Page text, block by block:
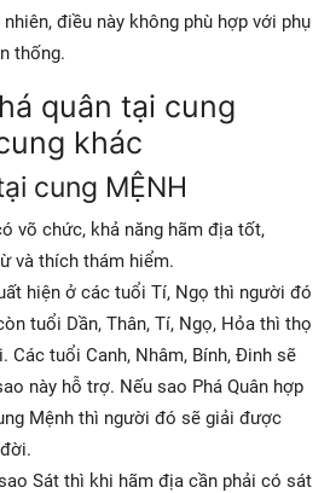
điều này không phù hợp với phụ
thống.
quân tại cung
khác
cung MỆNH
võ chức, khả năng hãm địa tốt,
và thích thám hiểm.
hiện ở các tuổi Tí, Ngọ thì người đó
tuổi Dần, Thân, Tí, Ngọ, Hỏa thì thọ
Các tuổi Canh, Nhâm, Bính, Đinh sẽ
này hỗ trợ. Nếu sao Phá Quân hợp
Mệnh thì người đó sẽ giải được
Sát thì khi hãm địa cần phải có sát